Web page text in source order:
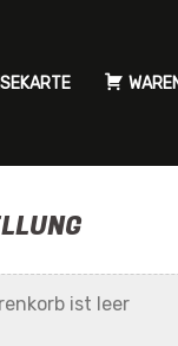
ist leer